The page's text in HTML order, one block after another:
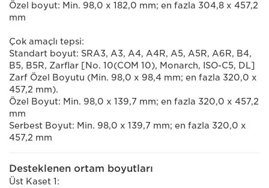
Özel boyut: Min. 98,0 x 182,0 mm; en fazla 304,8 x 457,2
mm
Çok amaçlı tepsi:
Standart boyut: SRA3, A3, A4, A4R, A5, A5R, A6R, B4,
B5, B5R, Zarflar [No. 10(COM 10), Monarch, ISO-C5, DL]
Zarf Özel Boyutu (Min. 98,0 x 98,4 mm; en fazla 320,0 x
457,2 mm).
Özel Boyut: Min. 98,0 x 139,7 mm; en fazla 320,0 x 457,2
mm
Serbest Boyut: Min. 98,0 x 139,7 mm; en fazla 320,0 x
457,2 mm
Desteklenen ortam boyutları
Üst Kaset 1: